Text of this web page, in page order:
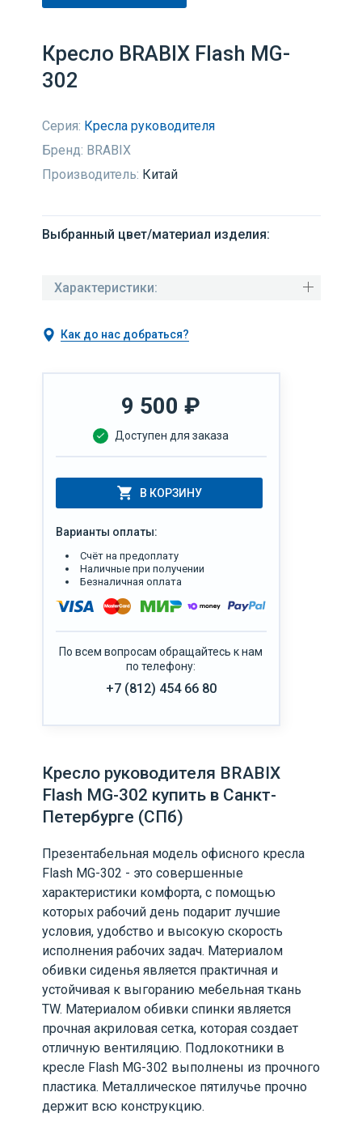
Кресло BRABIX Flash MG-
302
Серия: Кресла руководителя
Бренд: BRABIX
Производитель: Китай
Выбранный цвет/материал изделия:
Характеристики:
Как до нас добраться?
9 500 ₽
Доступен для заказа
В КОРЗИНУ
Варианты оплаты:
Счёт на предоплату
Наличные при получении
Безналичная оплата
По всем вопросам обращайтесь к нам
по телефону:
+7 (812) 454 66 80
Кресло руководителя BRABIX
Flash MG-302 купить в Санкт-
Петербурге (СПб)
Презентабельная модель офисного кресла
Flash MG-302 - это совершенные
характеристики комфорта, с помощью
которых рабочий день подарит лучшие
условия, удобство и высокую скорость
исполнения рабочих задач. Материалом
обивки сиденья является практичная и
устойчивая к выгоранию мебельная ткань
TW. Материалом обивки спинки является
прочная акриловая сетка, которая создает
отличную вентиляцию. Подлокотники в
кресле Flash MG-302 выполнены из прочного
пластика. Металлическое пятилучье прочно
держит всю конструкцию.